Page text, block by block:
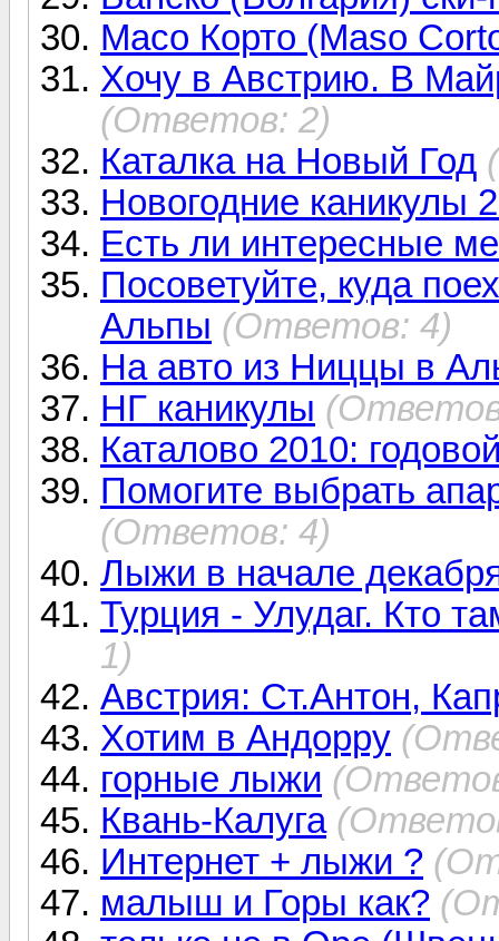
Масо Корто (Maso
Хочу в Австрию. В
(Ответов: 2)
Каталка на Новый Год
Новогодние каникулы
Есть ли интересные
Посоветуйте, куда
Альпы (Ответов: 4)
На авто из Ниццы в
НГ каникулы
Каталово 2010:
Помогите выбрать
(Ответов: 4)
Лыжи в начале
Турция - Улудаг. Кто
1)
Австрия: Ст.Антон,
Хотим в Андорру
горные лыжи
Квань-Калуга
Интернет + лыжи ?
малыш и Горы как?